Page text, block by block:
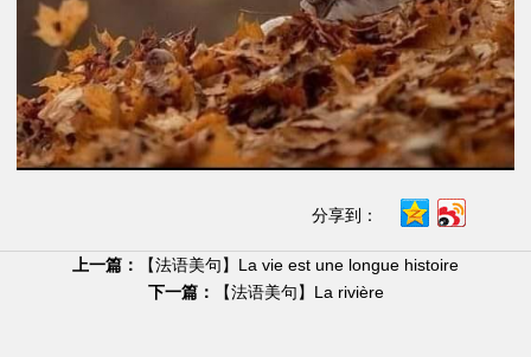
分享到：
上一篇：
【法语美句】La vie est une longue histoire
下一篇：
【法语美句】La rivière